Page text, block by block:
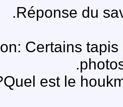
Réponse du
Certains
Quel est le